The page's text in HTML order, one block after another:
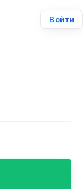
Войти